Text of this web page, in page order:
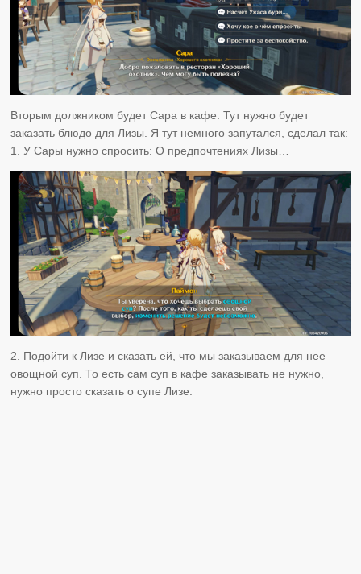
Вторым должником будет Сара в кафе. Тут нужно будет
заказать блюдо для Лизы. Я тут немного запутался, сделал так:
1. У Сары нужно спросить: О предпочтениях Лизы…
2. Подойти к Лизе и сказать ей, что мы заказываем для нее
овощной суп. То есть сам суп в кафе заказывать не нужно,
нужно просто сказать о супе Лизе.